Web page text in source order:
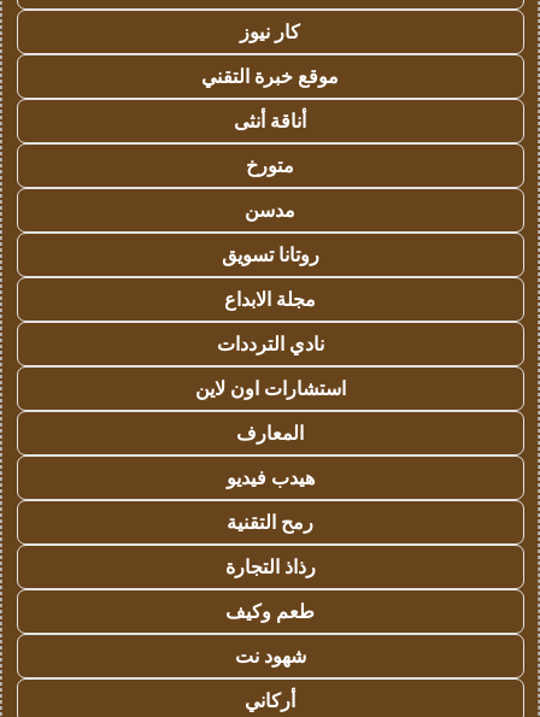
كار نيوز
موقع خبرة التقني
أناقة أنثى
متورخ
مدسن
روتانا تسويق
مجلة الابداع
نادي الترددات
استشارات اون لاين
المعارف
هيدب فيديو
رمح التقنية
رذاذ التجارة
طعم وكيف
شهود نت
أركاني